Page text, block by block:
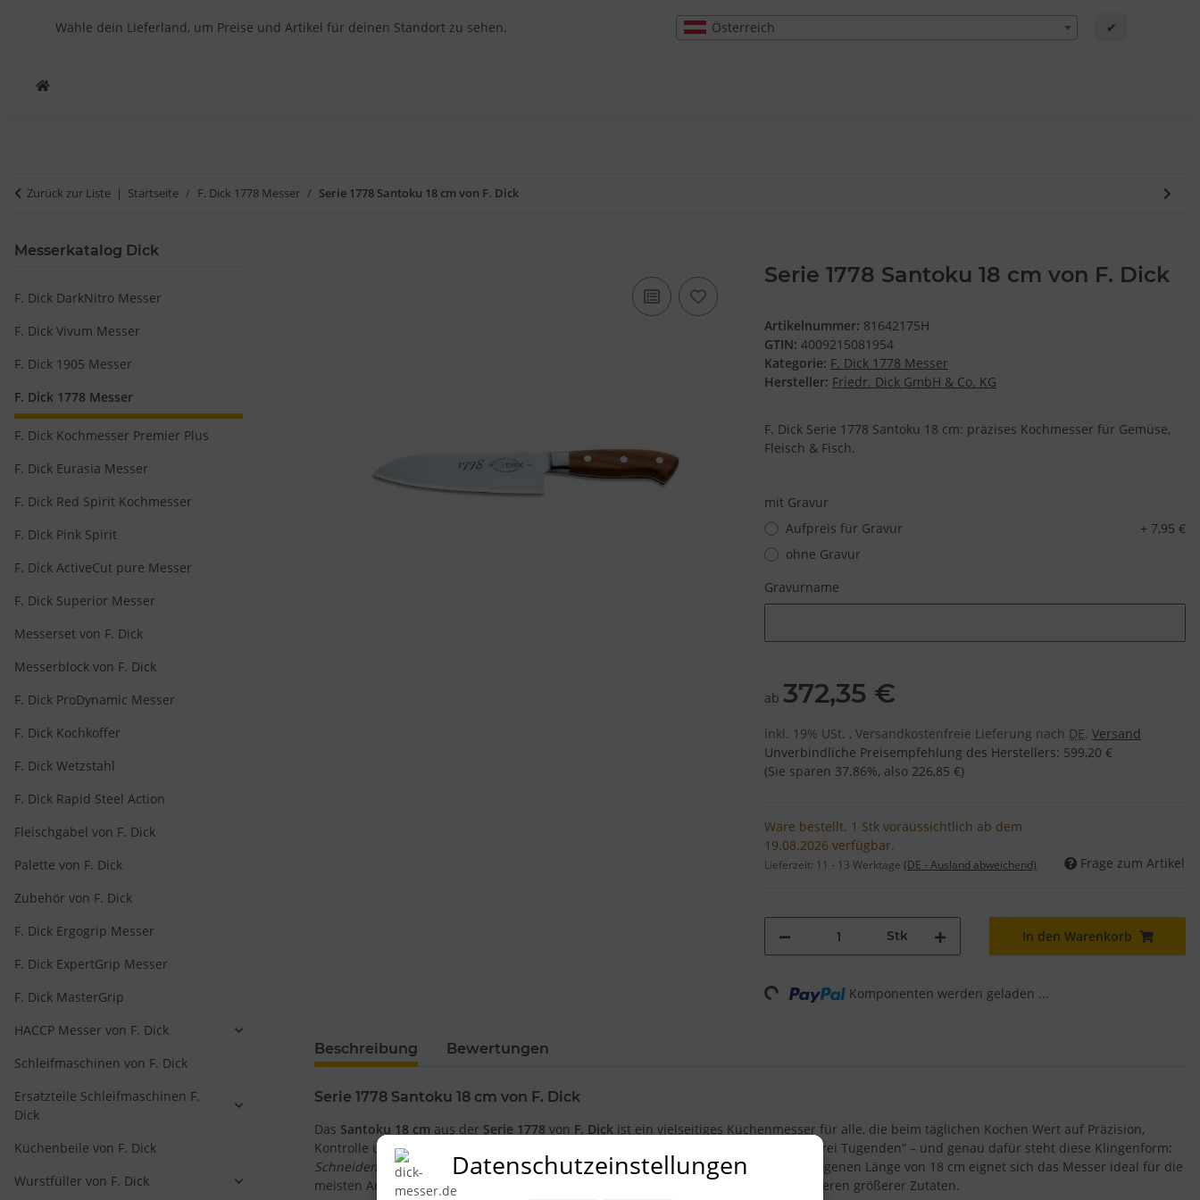
Wähle dein Lieferland, um Preise und Artikel für deinen Standort zu sehen. Österreich ✔
Zurück zur Liste Startseite F. Dick 1778 Messer Serie 1778 Santoku 18 cm von F. Dick
Serie 1778 Santoku 18 cm von F. Dick
Artikelnummer: 81642175H
GTIN: 4009215081954
Kategorie: F. Dick 1778 Messer
Hersteller: Friedr. Dick GmbH & Co. KG
F. Dick Serie 1778 Santoku 18 cm: präzises Kochmesser für Gemüse,
Fleisch & Fisch.
mit Gravur
Aufpreis für Gravur
+ 7,95 €
ohne Gravur
Gravurname
ab 372,35 €
inkl. 19% USt. , Versandkostenfreie Lieferung nach DE. Versand
Unverbindliche Preisempfehlung des Herstellers: 599,20 €
(Sie sparen 37.86%, also 226,85 €)
Ware bestellt. 1 Stk voraussichtlich ab dem
19.08.2026 verfügbar.
Lieferzeit: 11 - 13 Werktage (DE - Ausland abweichend) Frage zum Artikel
Stk In den Warenkorb
Loading... Komponenten werden geladen ...
Beschreibung Bewertungen
Serie 1778 Santoku 18 cm von F. Dick
Das Santoku 18 cm aus der Serie 1778 von F. Dick ist ein vielseitiges Küchenmesser für alle, die beim täglichen Kochen Wert auf Präzision,
Kontrolle und zuverlässige Schneidleistung legen. „Santoku“ bedeutet sinngemäß „drei Tugenden“ – und genau dafür steht diese Klingenform:
Schneiden, Wiegen und Zerteilenvon Fleisch, Fisch und Gemüse. Mit seiner ausgewogenen Länge von 18 cm eignet sich das Messer ideal für die
meisten Arbeitsschritte am Schneidbrett, vom feinen Kräuterschnitt bis zum Portionieren größerer Zutaten.
Messerkatalog Dick
F. Dick DarkNitro Messer
F. Dick Vivum Messer
F. Dick 1905 Messer
F. Dick 1778 Messer
F. Dick Kochmesser Premier Plus
F. Dick Eurasia Messer
F. Dick Red Spirit Kochmesser
F. Dick Pink Spirit
F. Dick ActiveCut pure Messer
F. Dick Superior Messer
Messerset von F. Dick
Messerblock von F. Dick
F. Dick ProDynamic Messer
F. Dick Kochkoffer
F. Dick Wetzstahl
F. Dick Rapid Steel Action
Fleischgabel von F. Dick
Palette von F. Dick
Zubehör von F. Dick
F. Dick Ergogrip Messer
F. Dick ExpertGrip Messer
F. Dick MasterGrip
HACCP Messer von F. Dick
Schleifmaschinen von F. Dick
Ersatzteile Schleifmaschinen F.
Dick
Küchenbeile von F. Dick
Wurstfüller von F. Dick
Datenschutzeinstellungen